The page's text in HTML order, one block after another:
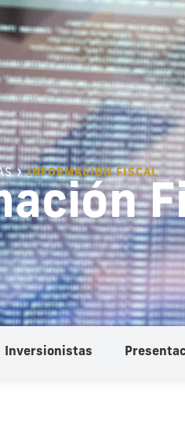
INFORMACIÓN FISCAL
Inversionistas